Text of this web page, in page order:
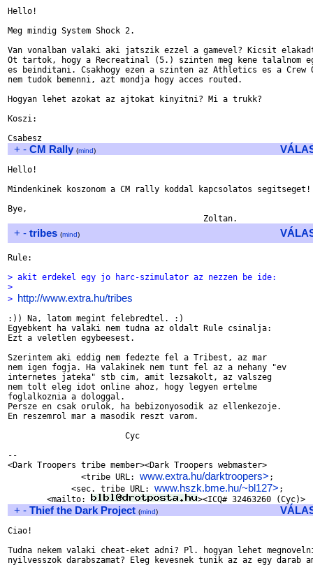
Hello!
Meg mindig System Shock 2.
Van vonalban valaki aki jatszik ezzel a gamevel? Kicsit
Ot tartok, hogy a Recreatinal (5.) szinten meg kene talalnom
es beinditani. Csakhogy ezen a szinten az Athletics es a Crew
nem tudok bemenni, azt mondja hogy acces routed.
Hogyan lehet azokat az ajtokat kinyitni? Mi a trukk?
Koszi:
+ - CM Rally (mind)
Hello!
Mindenkinek koszonom a CM rally koddal kapcsolatos segitseget!
Bye,
+ - tribes (mind)
Rule:
> akit erdekel egy jo harc-szimulator az nezzen be ide:
>
> http://www.extra.hu/tribes
:)) Na, latom megint felebredtel. :)
Egyebkent ha valaki nem tudna az oldalt Rule csinalja:
Ezt a veletlen egybeesest.
Szerintem aki eddig nem fedezte fel a Tribest, az mar
nem igen fogja. Ha valakinek nem tunt fel az a nehany "ev
internetes jateka" stb cim, amit lezsakolt, az valszeg
nem tolt eleg idot online ahoz, hogy legyen ertelme
foglalkoznia a dologgal.
Persze en csak orulok, ha bebizonyosodik az ellenkezoje.
En reszemrol mar a masodik reszt varom.
--
<Dark Troopers tribe member><Dark Troopers webmaster>
               <tribe URL:
www.extra.hu/darktroopers> ;
             <sec. tribe URL:
www.hszk.bme.hu/~bl127> ;
        <mailto:
+ - Thief the Dark Project (mind)
Ciao!
Tudna nekem valaki cheat-eket adni? Pl. hogyan lehet
nyilvesszok darabszamat? Eleg kevesnek tunik az az egy darab